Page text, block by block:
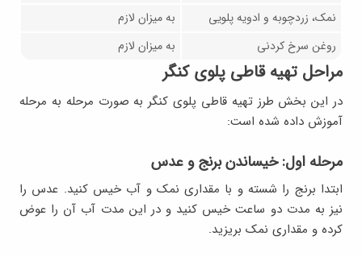
نمک، زردچوبه و ادویه پلویی
به میزان لازم
روغن سرخ کردنی
به میزان لازم
مراحل تهیه قاطی پلوی کنگر
در این بخش طرز تهیه قاطی پلوی کنگر به صورت مرحله به مرحله
آموزش داده شده است:
مرحله اول: خیساندن برنج و عدس
ابتدا برنج را شسته و با مقداری نمک و آب خیس کنید. عدس را
نیز به مدت دو ساعت خیس کنید و در این مدت آب آن را عوض
کرده و مقداری نمک بریزید.